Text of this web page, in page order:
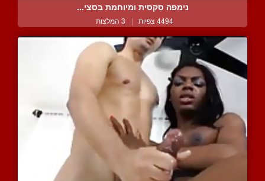
נימפה סקסית ומיוחמת בסצי...
4494 צפיות | 3 המלצות